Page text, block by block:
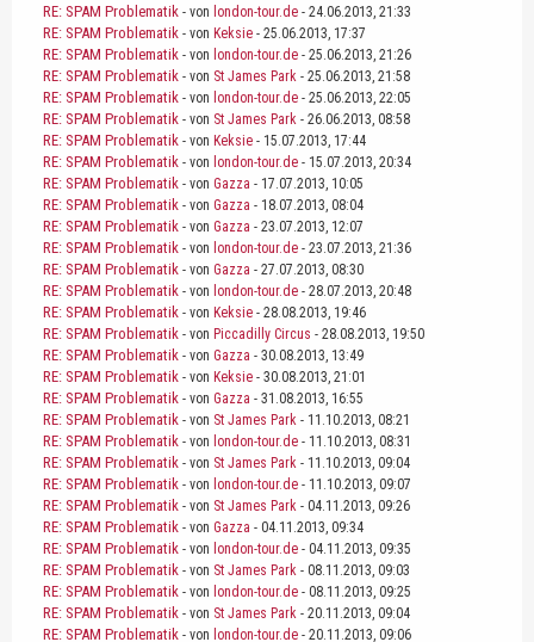
RE: SPAM Problematik - von london-tour.de - 24.06.2013, 21:33
RE: SPAM Problematik - von Keksie - 25.06.2013, 17:37
RE: SPAM Problematik - von london-tour.de - 25.06.2013, 21:26
RE: SPAM Problematik - von St James Park - 25.06.2013, 21:58
RE: SPAM Problematik - von london-tour.de - 25.06.2013, 22:05
RE: SPAM Problematik - von St James Park - 26.06.2013, 08:58
RE: SPAM Problematik - von Keksie - 15.07.2013, 17:44
RE: SPAM Problematik - von london-tour.de - 15.07.2013, 20:34
RE: SPAM Problematik - von Gazza - 17.07.2013, 10:05
RE: SPAM Problematik - von Gazza - 18.07.2013, 08:04
RE: SPAM Problematik - von Gazza - 23.07.2013, 12:07
RE: SPAM Problematik - von london-tour.de - 23.07.2013, 21:36
RE: SPAM Problematik - von Gazza - 27.07.2013, 08:30
RE: SPAM Problematik - von london-tour.de - 28.07.2013, 20:48
RE: SPAM Problematik - von Keksie - 28.08.2013, 19:46
RE: SPAM Problematik - von Piccadilly Circus - 28.08.2013, 19:50
RE: SPAM Problematik - von Gazza - 30.08.2013, 13:49
RE: SPAM Problematik - von Keksie - 30.08.2013, 21:01
RE: SPAM Problematik - von Gazza - 31.08.2013, 16:55
RE: SPAM Problematik - von St James Park - 11.10.2013, 08:21
RE: SPAM Problematik - von london-tour.de - 11.10.2013, 08:31
RE: SPAM Problematik - von St James Park - 11.10.2013, 09:04
RE: SPAM Problematik - von london-tour.de - 11.10.2013, 09:07
RE: SPAM Problematik - von St James Park - 04.11.2013, 09:26
RE: SPAM Problematik - von Gazza - 04.11.2013, 09:34
RE: SPAM Problematik - von london-tour.de - 04.11.2013, 09:35
RE: SPAM Problematik - von St James Park - 08.11.2013, 09:03
RE: SPAM Problematik - von london-tour.de - 08.11.2013, 09:25
RE: SPAM Problematik - von St James Park - 20.11.2013, 09:04
RE: SPAM Problematik - von london-tour.de - 20.11.2013, 09:06